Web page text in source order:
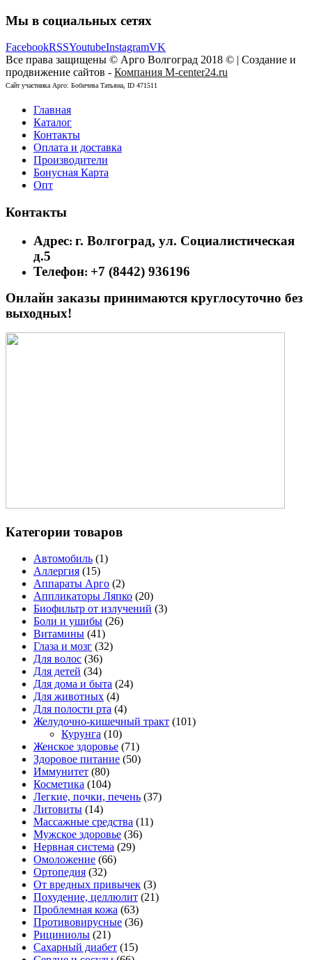
Мы в социальных сетях
FacebookRSSYoutubeInstagramVK
Все права защищены © Арго Волгоград 2018 © | Создание и
продвижение сайтов - Компания M-center24.ru
Сайт участника Арго: Бобичева Татьяна, ID 471511
Главная
Каталог
Контакты
Оплата и доставка
Производители
Бонусная Карта
Опт
Контакты
Адрес: г. Волгоград, ул. Социалистическая
д.5
Телефон: +7 (8442) 936196
Онлайн заказы принимаются круглосуточно без
выходных!
Категории товаров
Автомобиль (1)
Аллергия (15)
Аппараты Арго (2)
Аппликаторы Ляпко (20)
Биофильтр от излучений (3)
Боли и ушибы (26)
Витамины (41)
Глаза и мозг (32)
Для волос (36)
Для детей (34)
Для дома и быта (24)
Для животных (4)
Для полости рта (4)
Желудочно-кишечный тракт (101)
Курунга (10)
Женское здоровье (71)
Здоровое питание (50)
Иммунитет (80)
Косметика (104)
Легкие, почки, печень (37)
Литовиты (14)
Массажные средства (11)
Мужское здоровье (36)
Нервная система (29)
Омоложение (66)
Ортопедия (32)
От вредных привычек (3)
Похудение, целлюлит (21)
Проблемная кожа (63)
Противовирусные (36)
Рициниолы (21)
Сахарный диабет (15)